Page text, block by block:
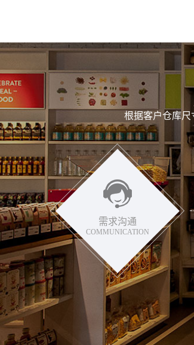
根据客户仓库
需求沟通
COMMUNICATION